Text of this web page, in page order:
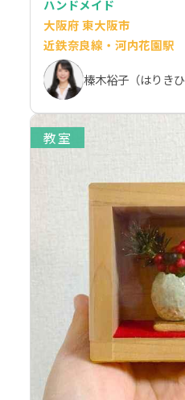
ハンドメイド
大阪府 東大阪市
近鉄奈良線・河内花園駅
榛木裕子（はりきひ
教室